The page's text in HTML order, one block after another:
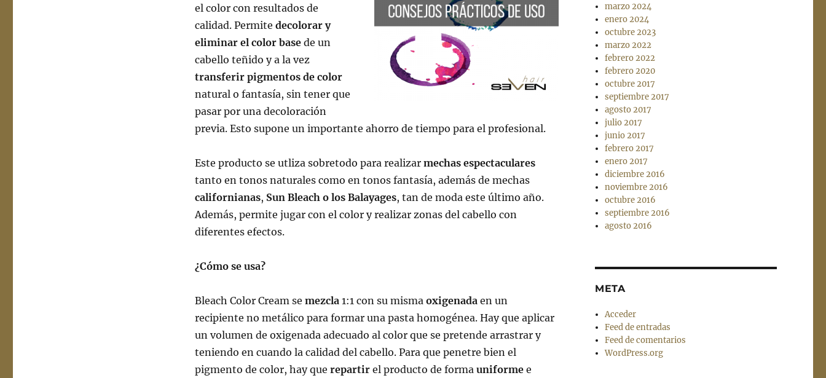
el color con resultados de
calidad. Permite decolorar y
eliminar el color basede un
cabello teñido y a la vez
transferir pigmentos de color
natural o fantasía, sin tener que
pasar por una decoloración
previa. Esto supone un importante ahorro de tiempo para el profesional.
Este producto se utliza sobretodo para realizar mechas espectaculares
tanto en tonos naturales como en tonos fantasía, además de mechas
californianas, Sun Bleach o los Balayages, tan de moda este último año.
Además, permite jugar con el color y realizar zonas del cabello con
diferentes efectos.
¿Cómo se usa?
Bleach Color Cream se mezcla1:1 con su misma oxigenadaen un
recipiente no metálico para formar una pasta homogénea. Hay que aplicar
un volumen de oxigenada adecuado al color que se pretende arrastrar y
teniendo en cuando la calidad del cabello. Para que penetre bien el
pigmento de color, hay que repartirel producto de forma uniformee
marzo 2024
enero 2024
octubre 2023
marzo 2022
febrero 2022
febrero 2020
octubre 2017
septiembre 2017
agosto 2017
julio 2017
junio 2017
febrero 2017
enero 2017
diciembre 2016
noviembre 2016
octubre 2016
septiembre 2016
agosto 2016
META
Acceder
Feed de entradas
Feed de comentarios
WordPress.org